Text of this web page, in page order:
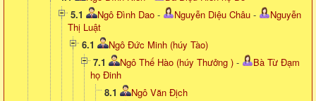
5.1
Ngô Đình Dao - Nguyễn Diệu Châu -
Nguyễn
Thị Luật
6.1
Ngô Đức Minh (húy Tào)
7.1
Ngô Thế Hào (húy Thưởng ) -
Bà Từ Đạm
họ Đinh
8.1
Ngô Văn Địch